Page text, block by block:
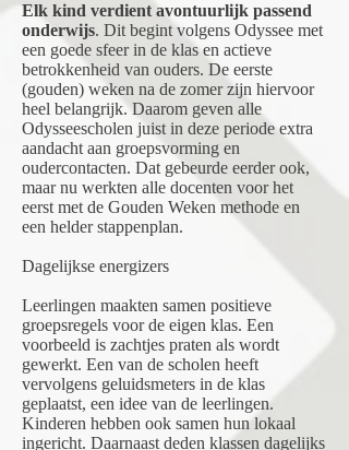
Elk kind verdient avontuurlijk passend
onderwijs. Dit begint volgens Odyssee met
een goede sfeer in de klas en actieve
betrokkenheid van ouders. De eerste
(gouden) weken na de zomer zijn hiervoor
heel belangrijk. Daarom geven alle
Odysseescholen juist in deze periode extra
aandacht aan groepsvorming en
oudercontacten. Dat gebeurde eerder ook,
maar nu werkten alle docenten voor het
eerst met de Gouden Weken methode en
een helder stappenplan.
Dagelijkse energizers
Leerlingen maakten samen positieve
groepsregels voor de eigen klas. Een
voorbeeld is zachtjes praten als wordt
gewerkt. Een van de scholen heeft
vervolgens geluidsmeters in de klas
geplaatst, een idee van de leerlingen.
Kinderen hebben ook samen hun lokaal
ingericht. Daarnaast deden klassen dagelijks